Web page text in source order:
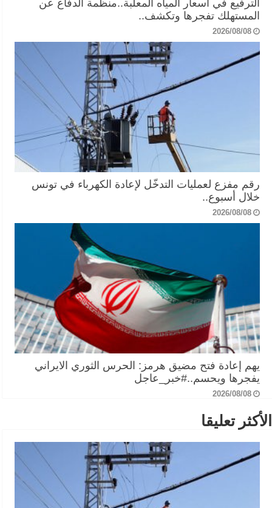
الترفيع في أسعار المياه المعلبة..منظمة الدفاع عن
المستهلك تفجرها وتكشف..
2026/08/08
رقم مفزع لعمليات التدخّل لإعادة الكهرباء في تونس
خلال أسبوع..
2026/08/08
يهم إعادة فتح مضيق هرمز: الحرس الثوري الايراني
يفجرها ويحسم..#خبر_عاجل
2026/08/08
الأكثر تعليقا